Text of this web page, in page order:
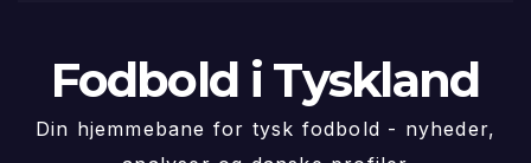
Fodbold i Tyskland
Din hjemmebane for tysk fodbold - nyheder,